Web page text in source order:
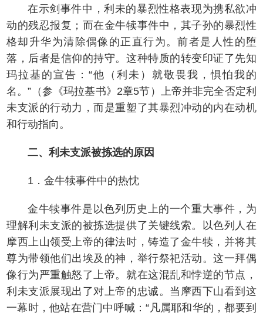
在示剑事件中，利未的暴烈性格表现为携私欲冲
动的残忍报复；而在金牛犊事件中，其子孙的暴烈性
格却升华为清除偶像的正直行为。前者是人性的堕
落，后者是信仰的持守。这种特质的转变印证了先知
玛拉基的宣告：“他（利未）就敬畏我，惧怕我的
名。”（参《玛拉基书》2章5节）上帝并非完全否定利
未支派的行动力，而是重塑了其暴烈冲动的内在动机
和行动指向。
二、利未支派被拣选的原因
1．金牛犊事件中的热忱
金牛犊事件是以色列历史上的一个重大事件，为
理解利未支派的被拣选提供了关键线索。以色列人在
摩西上山领受上帝的律法时，铸造了金牛犊，并将其
尊为带领他们出埃及的神，举行祭祀活动。这一拜偶
像行为严重触怒了上帝。就在这混乱和悖逆的节点，
利未支派展现出了对上帝的忠诚。当摩西下山看到这
一幕时，他站在营门中呼喊：“凡属耶和华的，都要到